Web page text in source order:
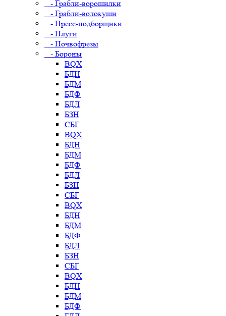
- Грабли-ворошилки
- Грабли-волокуши
- Пресс-подборщики
- Плуги
- Почвофрезы
- Бороны
BQX
БДН
БДМ
БДФ
БДЛ
БЗН
СБГ
BQX
БДН
БДМ
БДФ
БДЛ
БЗН
СБГ
BQX
БДН
БДМ
БДФ
БДЛ
БЗН
СБГ
BQX
БДН
БДМ
БДФ